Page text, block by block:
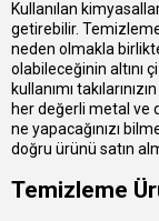
Kullanılan
getirebilir.
neden olmakla
olabileceğinin altını
kullanımı
her değerli metal ve
ne yapacağınızı
doğru ürünü satın
Temizleme